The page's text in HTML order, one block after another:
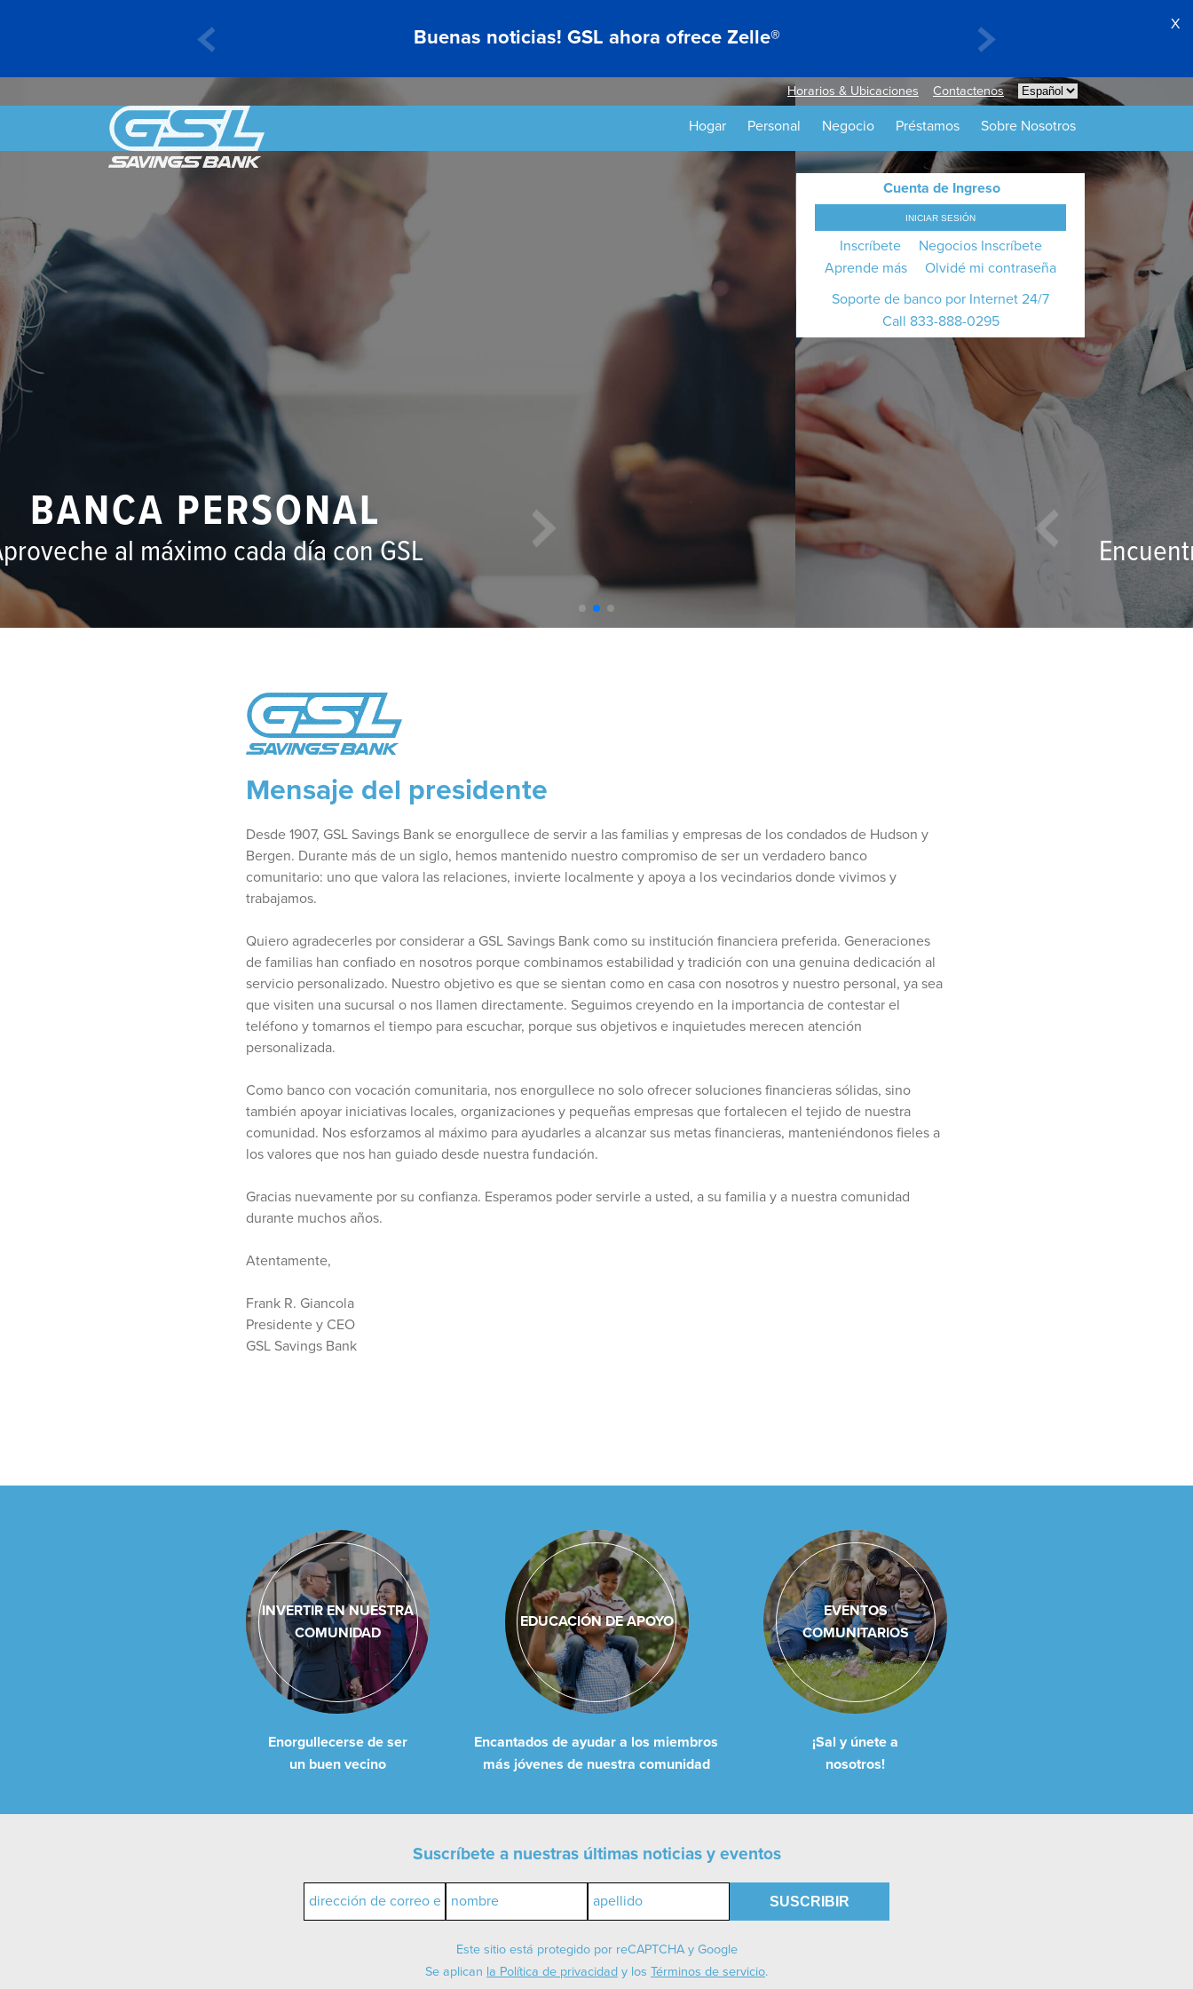
Buenas noticias! GSL ahora ofrece Zelle®
X
Horarios & Ubicaciones Contactenos
Hogar Personal Negocio Préstamos Sobre Nosotros
Cuenta de Ingreso
INICIAR SESIÓN
Inscríbete
Negocios Inscríbete
Aprende más
Olvidé mi contraseña
Soporte de banco por Internet 24/7
Call 833-888-0295
Préstamos
Encuentre formas inteligentes de financiar sus sueños
Mensaje del presidente
Desde 1907, GSL Savings Bank se enorgullece de servir a las familias y empresas de los condados de Hudson y
Bergen. Durante más de un siglo, hemos mantenido nuestro compromiso de ser un verdadero banco
comunitario: uno que valora las relaciones, invierte localmente y apoya a los vecindarios donde vivimos y
trabajamos.
Quiero agradecerles por considerar a GSL Savings Bank como su institución financiera preferida. Generaciones
de familias han confiado en nosotros porque combinamos estabilidad y tradición con una genuina dedicación al
servicio personalizado. Nuestro objetivo es que se sientan como en casa con nosotros y nuestro personal, ya sea
que visiten una sucursal o nos llamen directamente. Seguimos creyendo en la importancia de contestar el
teléfono y tomarnos el tiempo para escuchar, porque sus objetivos e inquietudes merecen atención
personalizada.
Como banco con vocación comunitaria, nos enorgullece no solo ofrecer soluciones financieras sólidas, sino
también apoyar iniciativas locales, organizaciones y pequeñas empresas que fortalecen el tejido de nuestra
comunidad. Nos esforzamos al máximo para ayudarles a alcanzar sus metas financieras, manteniéndonos fieles a
los valores que nos han guiado desde nuestra fundación.
Gracias nuevamente por su confianza. Esperamos poder servirle a usted, a su familia y a nuestra comunidad
durante muchos años.
Atentamente,
Frank R. Giancola
Presidente y CEO
GSL Savings Bank
INVERTIR EN NUESTRA
COMUNIDAD
Enorgullecerse de ser
un buen vecino
EDUCACIÓN DE APOYO
Encantados de ayudar a los miembros
más jóvenes de nuestra comunidad
EVENTOS
COMUNITARIOS
¡Sal y únete a
nosotros!
Suscríbete a nuestras últimas noticias y eventos
SUSCRIBIR
Este sitio está protegido por reCAPTCHA y Google
Se aplican la Política de privacidad y los Términos de servicio.